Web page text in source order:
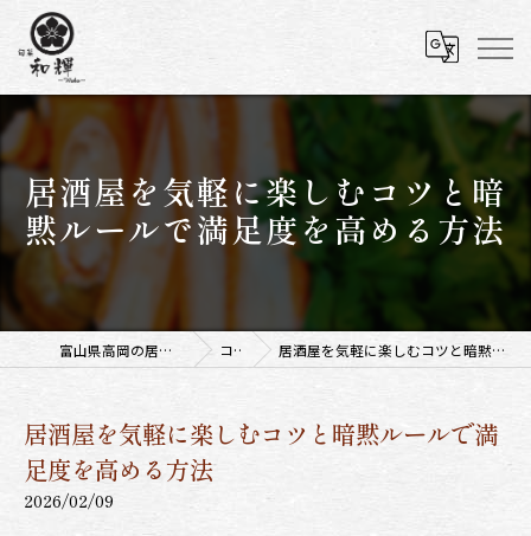
居酒屋を気軽に楽しむコツと暗
黙ルールで満足度を高める方法
富山県高岡の居酒屋なら旬菜 和輝 コラム 居酒屋を気軽に楽しむコツと暗黙ルールで満足度を高める方法
居酒屋を気軽に楽しむコツと暗黙ルールで満
足度を高める方法
2026/02/09